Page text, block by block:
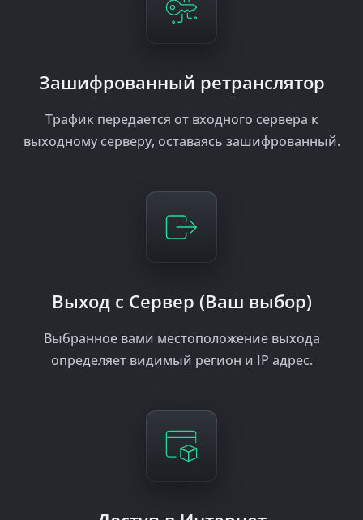
Зашифрованный ретранслятор
Трафик передается от входного сервера к
выходному серверу, оставаясь зашифрованный.
Выход с Сервер (Ваш выбор)
Выбранное вами местоположение выхода
определяет видимый регион и IP адрес.